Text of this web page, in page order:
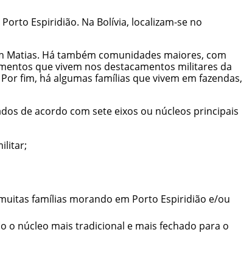
Espiridião. Na Bolívia, localizam-se no
Matias. Há também comunidades maiores, com
que vivem nos destacamentos militares da
fim, há algumas famílias que vivem em fazendas,
de acordo com sete eixos ou núcleos principais
famílias morando em Porto Espiridião e/ou
o núcleo mais tradicional e mais fechado para o